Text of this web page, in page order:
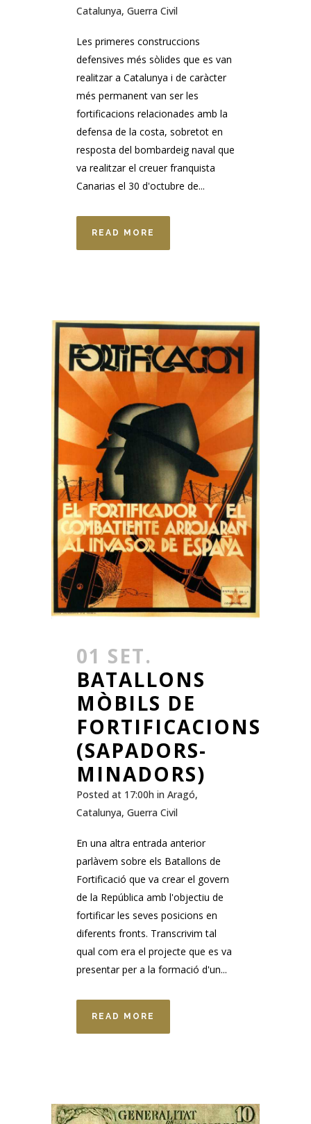
Catalunya, Guerra Civil
Les primeres construccions
defensives més sòlides que es van
realitzar a Catalunya i de caràcter
més permanent van ser les
fortificacions relacionades amb la
defensa de la costa, sobretot en
resposta del bombardeig naval que
va realitzar el creuer franquista
Canarias el 30 d'octubre de...
READ MORE
01 SET.
BATALLONS
MÒBILS DE
FORTIFICACIONS
(SAPADORS-
MINADORS)
Posted at 17:00h in Aragó,
Catalunya, Guerra Civil
En una altra entrada anterior
parlàvem sobre els Batallons de
Fortificació que va crear el govern
de la República amb l'objectiu de
fortificar les seves posicions en
diferents fronts. Transcrivim tal
qual com era el projecte que es va
presentar per a la formació d'un...
READ MORE